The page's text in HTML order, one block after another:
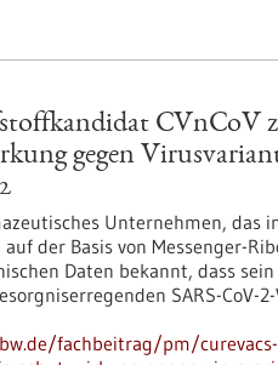
CVnCoV
gegen
Unternehmen, das
der Basis von Messenger-
Daten bekannt, dass sein
SARS-CoV-
fachbeitrag/pm/